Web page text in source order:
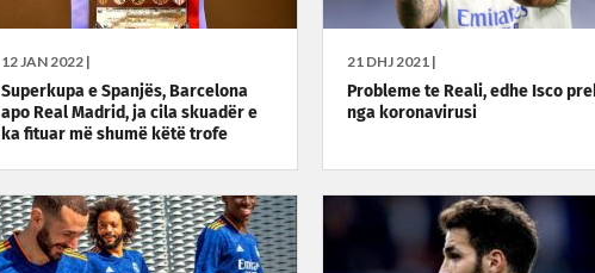
12 JAN 2022 |
Superkupa e Spanjës, Barcelona
apo Real Madrid, ja cila skuadër e
ka fituar më shumë këtë trofe
21 DHJ 2021 |
Probleme te Reali, edhe Isco
nga koronavirusi